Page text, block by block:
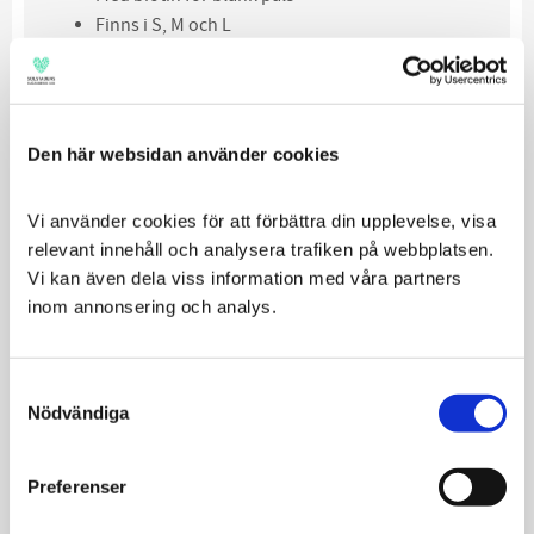
Den här websidan använder cookies
Vi använder cookies för att förbättra din upplevelse, visa
relevant innehåll och analysera trafiken på webbplatsen.
Vi kan även dela viss information med våra partners
inom annonsering och analys.
Selection
Nödvändiga
Preferenser
Finns i S, M och L
Finns i veckopack (7st) eller i månadsbox (28st)
Petosan